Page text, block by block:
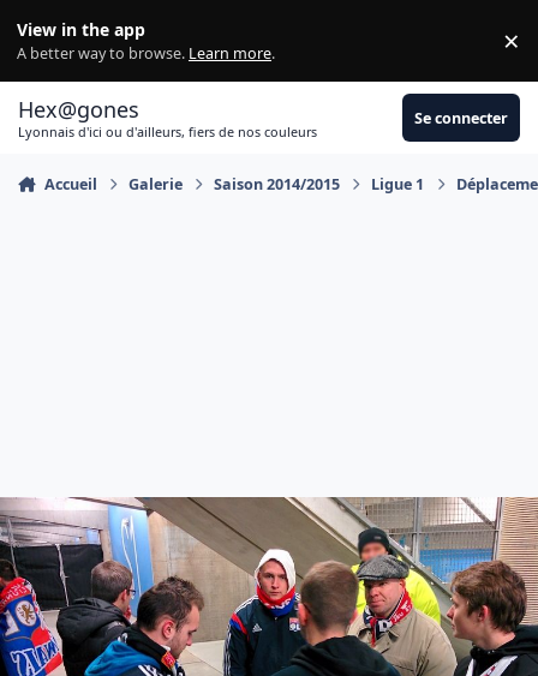
View in the app
A better way to browse. Learn more. ×
Hex@gones
Lyonnais d'ici ou d'ailleurs, fiers de nos couleurs
Se connecter
Accueil Galerie Saison 2014/2015 Ligue 1